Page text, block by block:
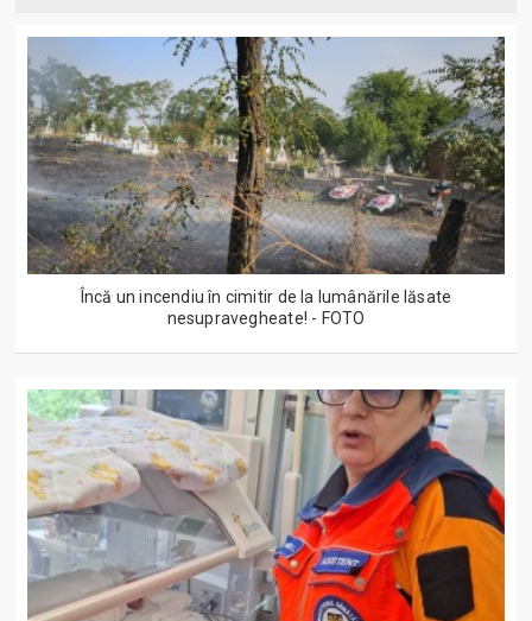
Încă un incendiu în cimitir de la lumânările lăsate
nesupravegheate! - FOTO